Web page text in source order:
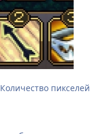
пикселей